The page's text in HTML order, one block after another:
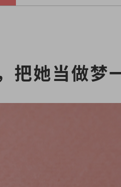
把她当做梦